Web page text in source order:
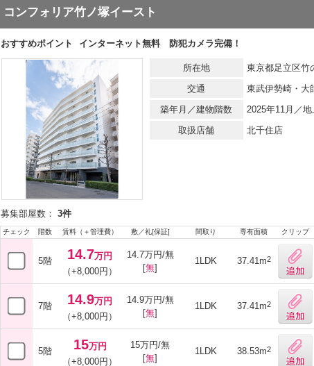
コンフォリア竹ノ塚イースト
おすすめポイント インターネット無料 防犯カメラ完備！
所在地
東京都足立区竹
交通
東武伊勢崎・大
築年月／建物階数
2025年11月／
取扱店舗
北千住店
募集部屋数： 3件
チェック 階数 賃料（＋管理費） 敷／礼[保証] 間取り 専有面積 クリップ
5階 14.7万円
（+8,000円）
14.7万円/無
[無]
1LDK 37.41m2
7階 14.9万円
（+8,000円）
14.9万円/無
[無]
1LDK 37.41m2
5階 15万円
（+8,000円）
15万円/無
[無]
1LDK 38.53m2